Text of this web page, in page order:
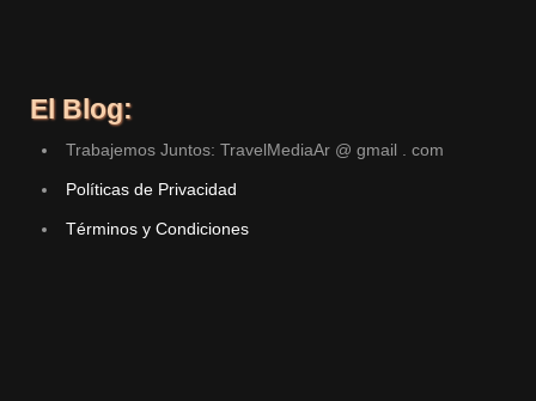
El Blog:
Trabajemos Juntos: TravelMediaAr @ gmail . com
Políticas de Privacidad
Términos y Condiciones